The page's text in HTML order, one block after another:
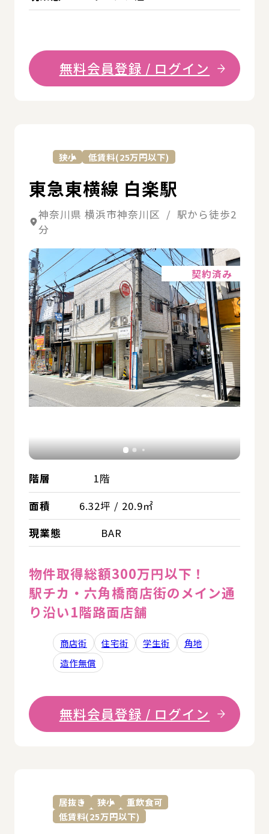
無料会員登録 / ログイン
狭小 低賃料(25万円以下)
東急東横線 白楽駅
神奈川県 横浜市神奈川区 / 駅から徒歩2
分
契約済み
階層
1階
面積
6.32坪 / 20.9㎡
現業態
BAR
物件取得総額300万円以下！
駅チカ・六角橋商店街のメイン通
り沿い1階路面店舗
商店街 住宅街 学生街
角地
造作無償
無料会員登録 / ログイン
居抜き 狭小
重飲食可
低賃料(25万円以下)